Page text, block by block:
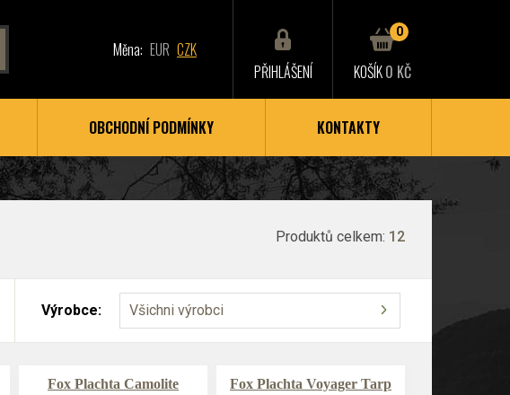
Měna: EUR CZK
PŘIHLÁŠENÍ
0
KOŠÍK0 KČ
OBCHODNÍ PODMÍNKY KONTAKTY
Produktů celkem: 12
Výrobce: Všichni výrobci
Fox Plachta Camolite
Fox Plachta Voyager Tarp